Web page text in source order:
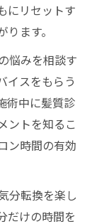
にリセットす
ます。
悩みを相談す
イスをもらう
術中に髪質診
ントを知るこ
ン時間の有効
分転換を楽し
だけの時間を